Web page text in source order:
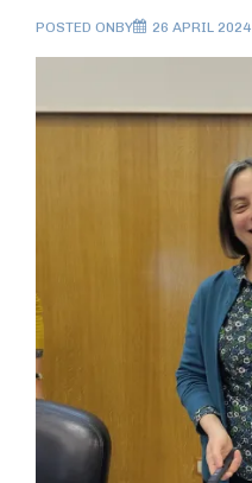
POSTED ONBY 26 APRIL 2024